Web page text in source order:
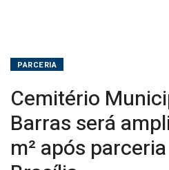
PARCERIA
Cemitério
Barras será
m² após